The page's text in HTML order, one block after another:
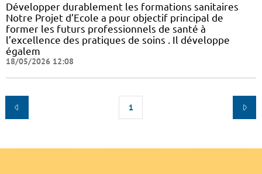
Développer durablement les formations sanitaires
Notre Projet d’Ecole a pour objectif principal de
former les futurs professionnels de santé à
l’excellence des pratiques de soins . Il développe
égalem
18/05/2026 12:08
1